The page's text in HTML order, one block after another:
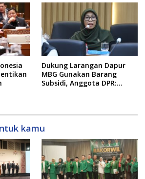
Dukung Larangan Dapur
MBG Gunakan Barang
Subsidi, Anggota DPR:
kamu